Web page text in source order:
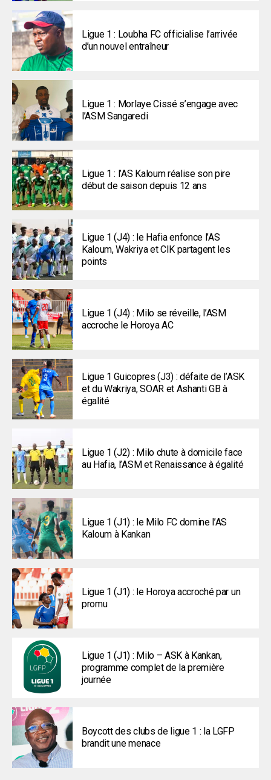
Ligue 1 : Loubha FC officialise l’arrivée
d’un nouvel entraîneur
Ligue 1 : Morlaye Cissé s’engage avec
l’ASM Sangaredi
Ligue 1 : l’AS Kaloum réalise son pire
début de saison depuis 12 ans
Ligue 1 (J4) : le Hafia enfonce l’AS
Kaloum, Wakriya et CIK partagent les
points
Ligue 1 (J4) : Milo se réveille, l’ASM
accroche le Horoya AC
Ligue 1 Guicopres (J3) : défaite de l’ASK
et du Wakriya, SOAR et Ashanti GB à
égalité
Ligue 1 (J2) : Milo chute à domicile face
au Hafia, l’ASM et Renaissance à égalité
Ligue 1 (J1) : le Milo FC domine l’AS
Kaloum à Kankan
Ligue 1 (J1) : le Horoya accroché par un
promu
Ligue 1 (J1) : Milo – ASK à Kankan,
programme complet de la première
journée
Boycott des clubs de ligue 1 : la LGFP
brandit une menace